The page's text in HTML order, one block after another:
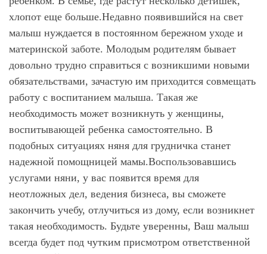
хлопот еще больше.Недавно появившийся на свет
малыш нуждается в постоянном бережном уходе и
материнской заботе. Молодым родителям бывает
довольно трудно справиться с возникшими новыми
обязательствами, зачастую им приходится совмещать
работу с воспитанием малыша. Такая же
необходимость может возникнуть у женщины,
воспитывающей ребенка самостоятельно. В
подобных ситуациях няня для грудничка станет
надежной помощницей мамы.Воспользовавшись
услугами няни, у вас появится время для
неотложных дел, ведения бизнеса, вы сможете
закончить учебу, отлучиться из дому, если возникнет
такая необходимость. Будьте уверенны, Ваш малыш
всегда будет под чутким присмотром ответственной